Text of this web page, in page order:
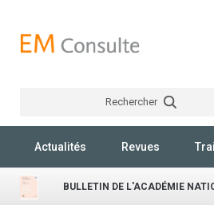
Rechercher
Actualités Revues
BULLETIN DE L'ACADÉMIE